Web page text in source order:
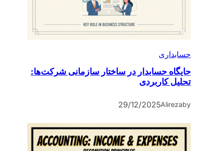
حسابداری
جایگاه حسابدار در ساختار سازمانی شرکت‌ها:
تحلیل کاربردی
by
Alireza
29/12/2025